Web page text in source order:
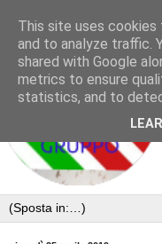
This site uses
and to analyze traffic.
shared with Google
metrics to ensure
statistics, and to